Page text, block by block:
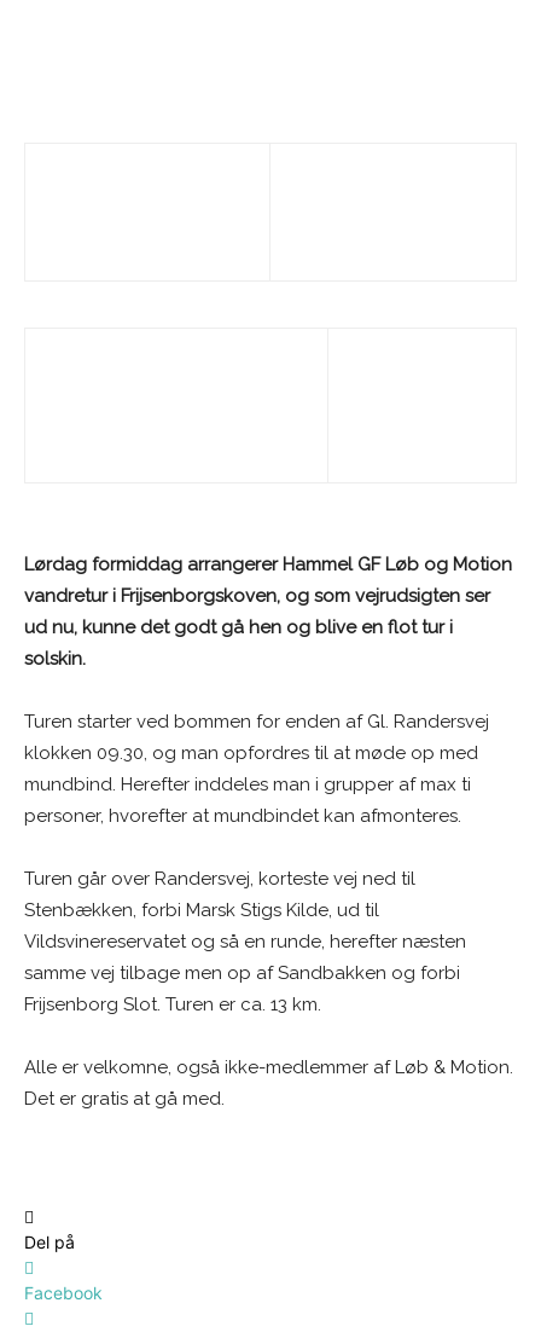
Lørdag formiddag arrangerer Hammel GF Løb og Motion
vandretur i Frijsenborgskoven, og som vejrudsigten ser
ud nu, kunne det godt gå hen og blive en flot tur i
solskin.
Turen starter ved bommen for enden af Gl. Randersvej
klokken 09.30, og man opfordres til at møde op med
mundbind. Herefter inddeles man i grupper af max ti
personer, hvorefter at mundbindet kan afmonteres.
Turen går over Randersvej, korteste vej ned til
Stenbækken, forbi Marsk Stigs Kilde, ud til
Vildsvinereservatet og så en runde, herefter næsten
samme vej tilbage men op af Sandbakken og forbi
Frijsenborg Slot. Turen er ca. 13 km.
Alle er velkomne, også ikke-medlemmer af Løb & Motion.
Det er gratis at gå med.
Del på
Facebook